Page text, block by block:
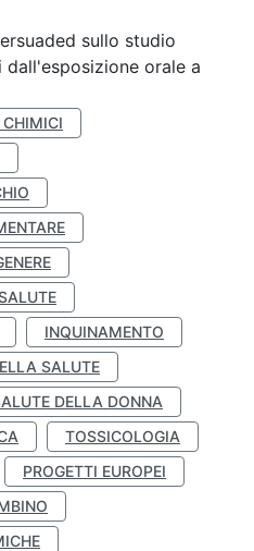
sullo studio
dall'esposizione orale a
INQUINAMENTO
SALUTE
DELLA DONNA
TOSSICOLOGIA
PROGETTI EUROPEI